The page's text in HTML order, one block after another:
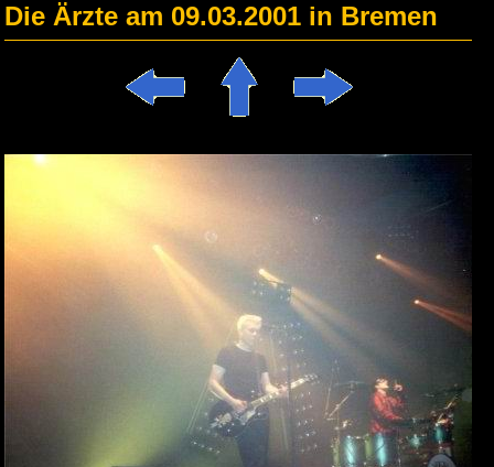
Die Ärzte am 09.03.2001 in Bremen